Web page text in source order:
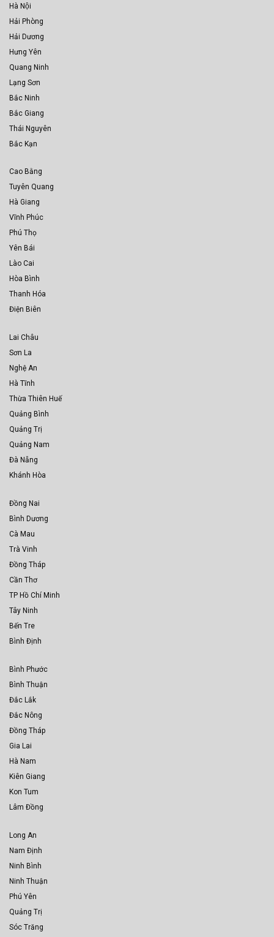
Hà Nội
Hải Phòng
Hải Dương
Hưng Yên
Quang Ninh
Lạng Sơn
Bắc Ninh
Bắc Giang
Thái Nguyên
Bắc Kạn
Cao Bằng
Tuyên Quang
Hà Giang
Vĩnh Phúc
Phú Thọ
Yên Bái
Lào Cai
Hòa Bình
Thanh Hóa
Điện Biên
Lai Châu
Sơn La
Nghệ An
Hà Tĩnh
Thừa Thiên Huế
Quảng Bình
Quảng Trị
Quảng Nam
Đà Nẵng
Khánh Hòa
Đồng Nai
Bình Dương
Cà Mau
Trà Vinh
Đồng Tháp
Cần Thơ
TP Hồ Chí Minh
Tây Ninh
Bến Tre
Bình Định
Bình Phước
Bình Thuận
Đắc Lắk
Đắc Nông
Đồng Tháp
Gia Lai
Hà Nam
Kiên Giang
Kon Tum
Lâm Đồng
Long An
Nam Định
Ninh Bình
Ninh Thuận
Phú Yên
Quảng Trị
Sóc Trăng